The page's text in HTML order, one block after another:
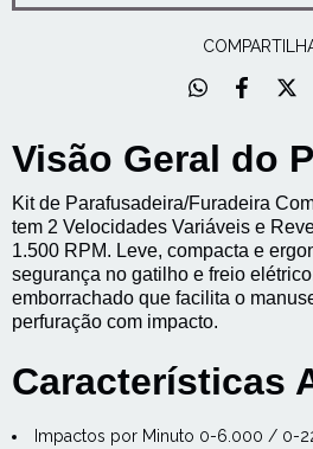
Visão Geral do
Kit de Parafusadeira/Furadeira
tem 2 Velocidades Variáveis e
1.500 RPM. Leve, compacta e
segurança no gatilho e freio
emborrachado que facilita o
perfuração com impacto.
Características
Impactos por Minuto 0-6.000 / 0-